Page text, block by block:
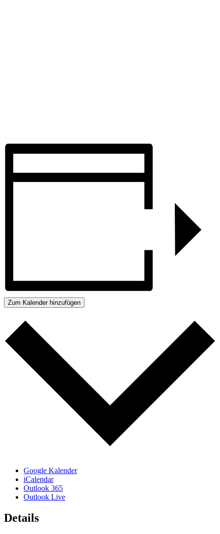
Zum Kalender hinzufügen
Google Kalender
iCalendar
Outlook 365
Outlook Live
Details